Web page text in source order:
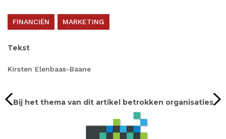
FINANCIËN MARKETING
Tekst
Kirsten Elenbaas-Baane
Bij het thema van dit artikel betrokken organisaties